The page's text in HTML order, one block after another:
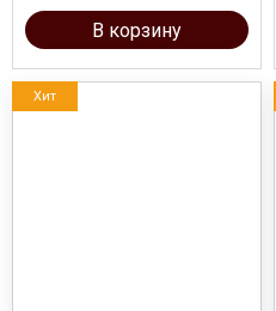
В корзину
Хит